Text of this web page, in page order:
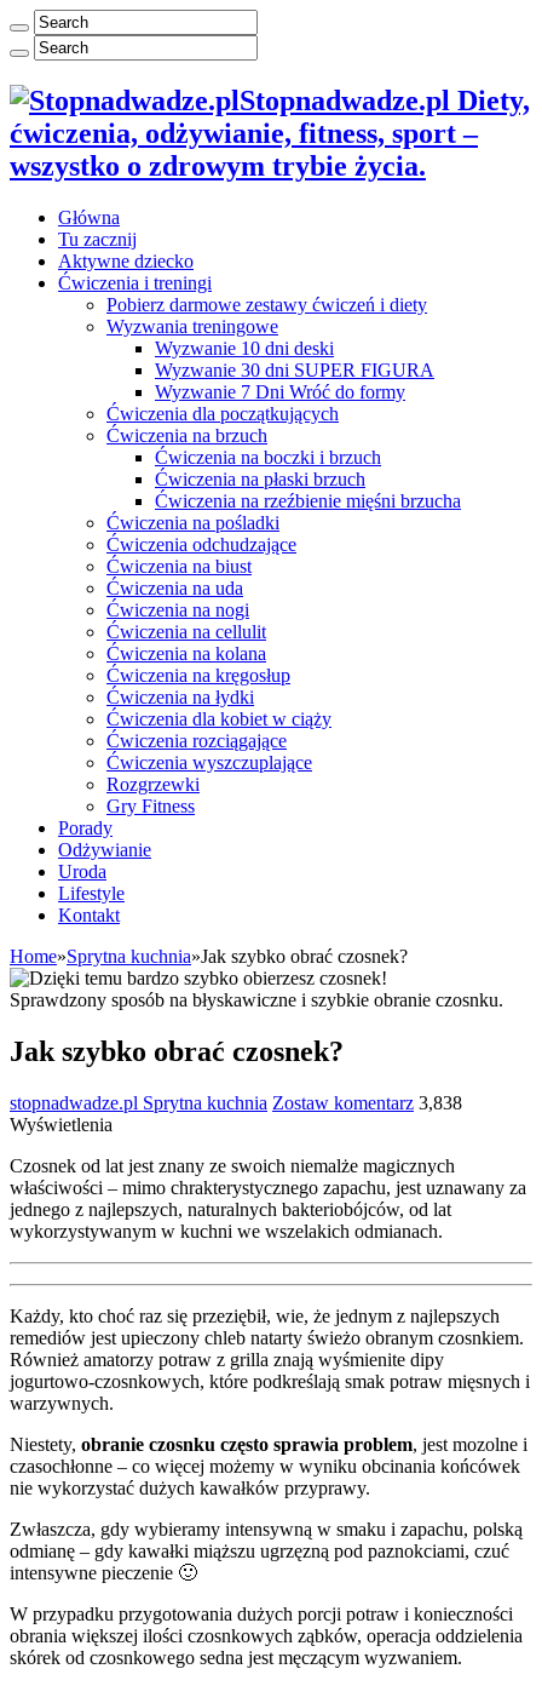
Stopnadwadze.pl Diety,
ćwiczenia, odżywianie, fitness, sport –
wszystko o zdrowym trybie życia.
Główna
Tu zacznij
Aktywne dziecko
Ćwiczenia i treningi
Pobierz darmowe zestawy ćwiczeń i diety
Wyzwania treningowe
Wyzwanie 10 dni deski
Wyzwanie 30 dni SUPER FIGURA
Wyzwanie 7 Dni Wróć do formy
Ćwiczenia dla początkujących
Ćwiczenia na brzuch
Ćwiczenia na boczki i brzuch
Ćwiczenia na płaski brzuch
Ćwiczenia na rzeźbienie mięśni brzucha
Ćwiczenia na pośladki
Ćwiczenia odchudzające
Ćwiczenia na biust
Ćwiczenia na uda
Ćwiczenia na nogi
Ćwiczenia na cellulit
Ćwiczenia na kolana
Ćwiczenia na kręgosłup
Ćwiczenia na łydki
Ćwiczenia dla kobiet w ciąży
Ćwiczenia rozciągające
Ćwiczenia wyszczuplające
Rozgrzewki
Gry Fitness
Porady
Odżywianie
Uroda
Lifestyle
Kontakt
Home»Sprytna kuchnia»Jak szybko obrać czosnek?
Sprawdzony sposób na błyskawiczne i szybkie obranie czosnku.
Jak szybko obrać czosnek?
stopnadwadze.pl Sprytna kuchnia Zostaw komentarz 3,838
Wyświetlenia
Czosnek od lat jest znany ze swoich niemalże magicznych
właściwości – mimo chrakterystycznego zapachu, jest uznawany za
jednego z najlepszych, naturalnych bakteriobójców, od lat
wykorzystywanym w kuchni we wszelakich odmianach.
Każdy, kto choć raz się przeziębił, wie, że jednym z najlepszych
remediów jest upieczony chleb natarty świeżo obranym czosnkiem.
Również amatorzy potraw z grilla znają wyśmienite dipy
jogurtowo-czosnkowych, które podkreślają smak potraw mięsnych i
warzywnych.
Niestety, obranie czosnku często sprawia problem, jest mozolne i
czasochłonne – co więcej możemy w wyniku obcinania końcówek
nie wykorzystać dużych kawałków przyprawy.
Zwłaszcza, gdy wybieramy intensywną w smaku i zapachu, polską
odmianę – gdy kawałki miąższu ugrzęzną pod paznokciami, czuć
intensywne pieczenie 🙂
W przypadku przygotowania dużych porcji potraw i konieczności
obrania większej ilości czosnkowych ząbków, operacja oddzielenia
skórek od czosnkowego sedna jest męczącym wyzwaniem.